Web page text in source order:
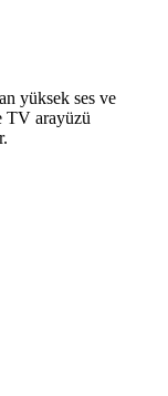
yüksek ses ve
TV arayüzü